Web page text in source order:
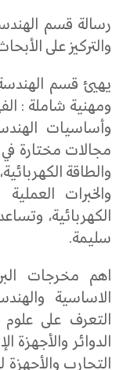
رسالة قسم
والتركيز على
يهيئ قسم
ومهنية شاملة :
وأساسيات
مجالات مختارة في
والطاقة
والخبرات
الكهربائية،
سليمة.
اهم مخرجات
الاساسية
التعرف على علوم
الدوائر والأجهزة
التجارب